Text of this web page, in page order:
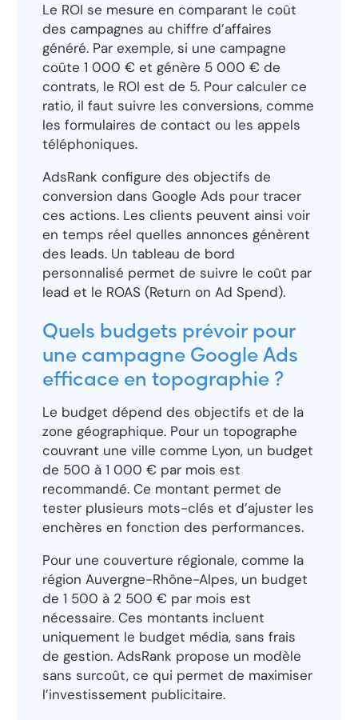
Le ROI se mesure en comparant le coût
des campagnes au chiffre d’affaires
généré. Par exemple, si une campagne
coûte 1 000 € et génère 5 000 € de
contrats, le ROI est de 5. Pour calculer ce
ratio, il faut suivre les conversions, comme
les formulaires de contact ou les appels
téléphoniques.
AdsRank configure des objectifs de
conversion dans Google Ads pour tracer
ces actions. Les clients peuvent ainsi voir
en temps réel quelles annonces génèrent
des leads. Un tableau de bord
personnalisé permet de suivre le coût par
lead et le ROAS (Return on Ad Spend).
Quels budgets prévoir pour
une campagne Google Ads
efficace en topographie ?
Le budget dépend des objectifs et de la
zone géographique. Pour un topographe
couvrant une ville comme Lyon, un budget
de 500 à 1 000 € par mois est
recommandé. Ce montant permet de
tester plusieurs mots-clés et d’ajuster les
enchères en fonction des performances.
Pour une couverture régionale, comme la
région Auvergne-Rhône-Alpes, un budget
de 1 500 à 2 500 € par mois est
nécessaire. Ces montants incluent
uniquement le budget média, sans frais
de gestion. AdsRank propose un modèle
sans surcoût, ce qui permet de maximiser
l’investissement publicitaire.